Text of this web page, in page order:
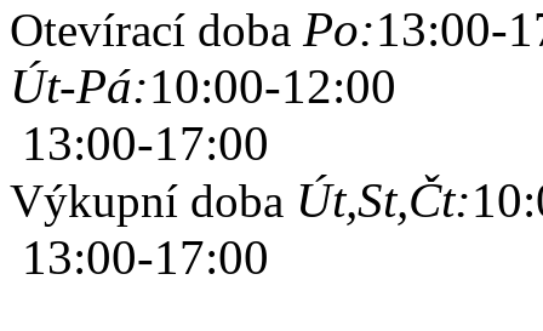
Otevírací doba Po:13:00-
Út-Pá:10:00-12:00
13:00-17:00
Výkupní doba Út,St,Čt:
13:00-17:00